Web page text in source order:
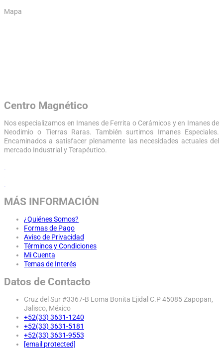
Mapa
Centro Magnético
Nos especializamos en Imanes de Ferrita o Cerámicos y en Imanes de
Neodimio o Tierras Raras. También surtimos Imanes Especiales.
Encaminados a satisfacer plenamente las necesidades actuales del
mercado Industrial y Terapéutico.
MÁS INFORMACIÓN
¿Quiénes Somos?
Formas de Pago
Aviso de Privacidad
Términos y Condiciones
Mi Cuenta
Temas de Interés
Datos de Contacto
Cruz del Sur #3367-B Loma Bonita Ejidal C.P 45085 Zapopan,
Jalisco, México
+52(33) 3631-1240
+52(33) 3631-5181
+52(33) 3631-9553
[email protected]